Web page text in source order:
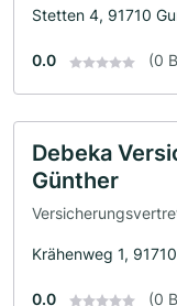
Stetten 4, 91710
0.0 (0
Debeka
Günther
Krähenweg 1,
0.0 (0